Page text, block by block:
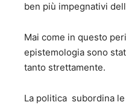
ben più impegnativi
Mai come in questo
epistemologia sono
tanto strettamente.
La politica subordina